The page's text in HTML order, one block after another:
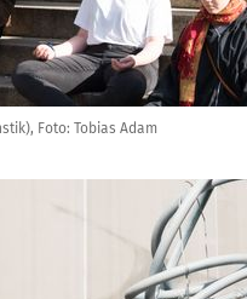
Foto: Tobias Adam